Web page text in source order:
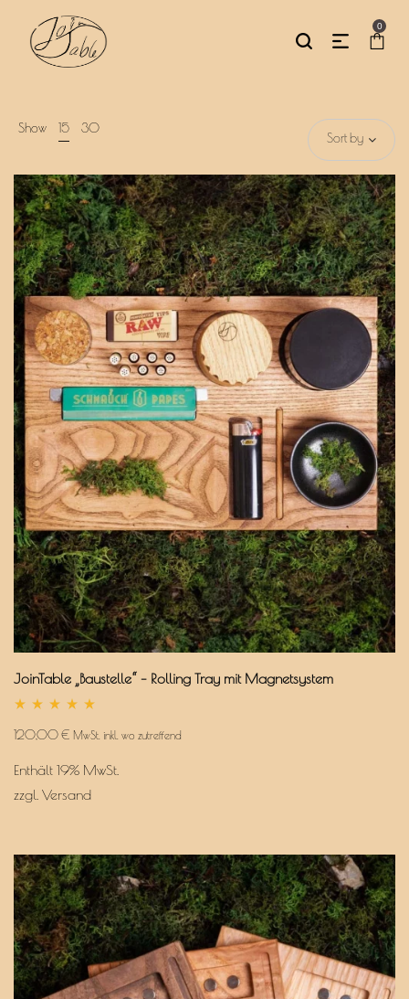
0
Show 15 30
Sort by
JoinTable „Baustelle“ – Rolling Tray mit Magnetsystem
mit
5.00
120,00 € MwSt. inkl. wo zutreffend
Enthält 19% MwSt.
zzgl. Versand